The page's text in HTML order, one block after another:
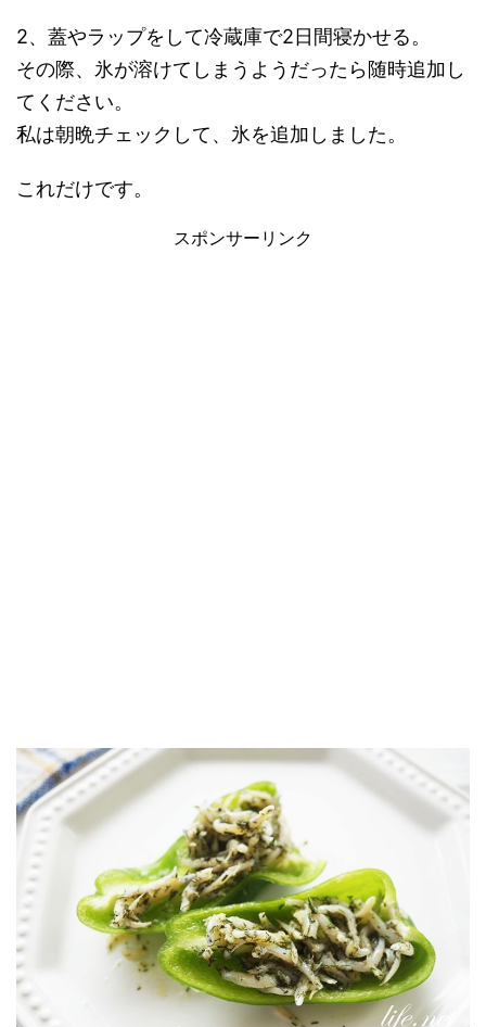
2、蓋やラップをして冷蔵庫で2日間寝かせる。
その際、氷が溶けてしまうようだったら随時追加し
てください。
私は朝晩チェックして、氷を追加しました。
これだけです。
スポンサーリンク